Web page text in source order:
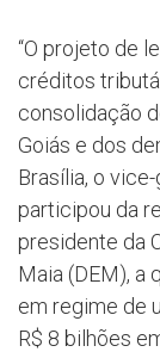
“O projeto de
créditos
consolidação
Goiás e dos
Brasília, o
participou da
presidente da
Maia (DEM), a
em regime de
R$ 8 bilhões